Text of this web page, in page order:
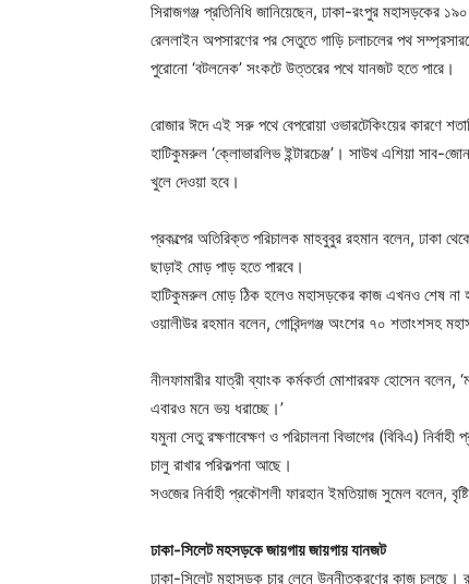
সিরাজগঞ্জ প্রতিনিধি জানিয়েছেন, ঢাকা-রংপুর মহাসড়কের
রেললাইন অপসারণের পর সেতুতে গাড়ি চলাচলের পথ
পুরোনো ‘বটলনেক’ সংকটে উত্তরের পথে যানজট হতে পারে।
রোজার ঈদে এই সরু পথে বেপরোয়া ওভারটেকিংয়ের কারণে
হাটিকুমরুল ‘ক্লোভারলিভ ইন্টারচেঞ্জ’। সাউথ এশিয়া সাব-
খুলে দেওয়া হবে।
প্রকল্পের অতিরিক্ত পরিচালক মাহবুবুর রহমান বলেন, ঢাকা
ছাড়াই মোড় পাড় হতে পারবে।
হাটিকুমরুল মোড় ঠিক হলেও মহাসড়কের কাজ এখনও শেষ না
ওয়ালীউর রহমান বলেন, গোবিন্দগঞ্জ অংশের ৭০ শতাংশসহ
নীলফামারীর যাত্রী ব্যাংক কর্মকর্তা মোশাররফ হোসেন
এবারও মনে ভয় ধরাচ্ছে।’
যমুনা সেতু রক্ষণাবেক্ষণ ও পরিচালনা বিভাগের (বিবিএ)
চালু রাখার পরিকল্পনা আছে।
সওজের নির্বাহী প্রকৌশলী ফারহান ইমতিয়াজ সুমেল বলেন,
ঢাকা-সিলেট মহসড়কে জায়গায় জায়গায় যানজট
ঢাকা-সিলেট মহাসড়ক চার লেনে উন্নীতকরণের কাজ চলছে।